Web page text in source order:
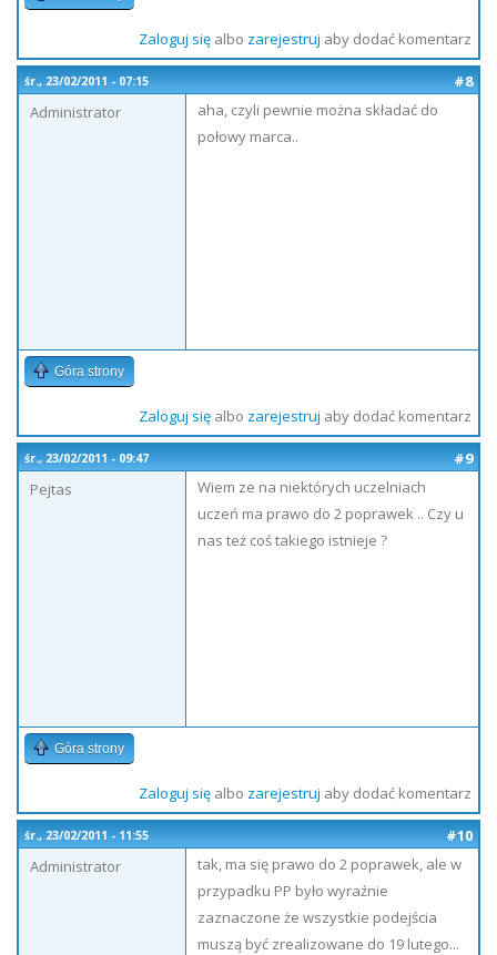
Zaloguj sięalbo zarejestruj aby dodać komentarz
śr., 23/02/2011 - 07:15
#8
Administrator
aha, czyli pewnie można składać do
połowy marca..
Góra strony
Zaloguj sięalbo zarejestruj aby dodać komentarz
śr., 23/02/2011 - 09:47
#9
Pejtas
Wiem ze na niektórych uczelniach
uczeń ma prawo do 2 poprawek .. Czy u
nas też coś takiego istnieje ?
Góra strony
Zaloguj sięalbo zarejestruj aby dodać komentarz
śr., 23/02/2011 - 11:55
#10
Administrator
tak, ma się prawo do 2 poprawek, ale w
przypadku PP było wyraźnie
zaznaczone że wszystkie podejścia
muszą być zrealizowane do 19 lutego...